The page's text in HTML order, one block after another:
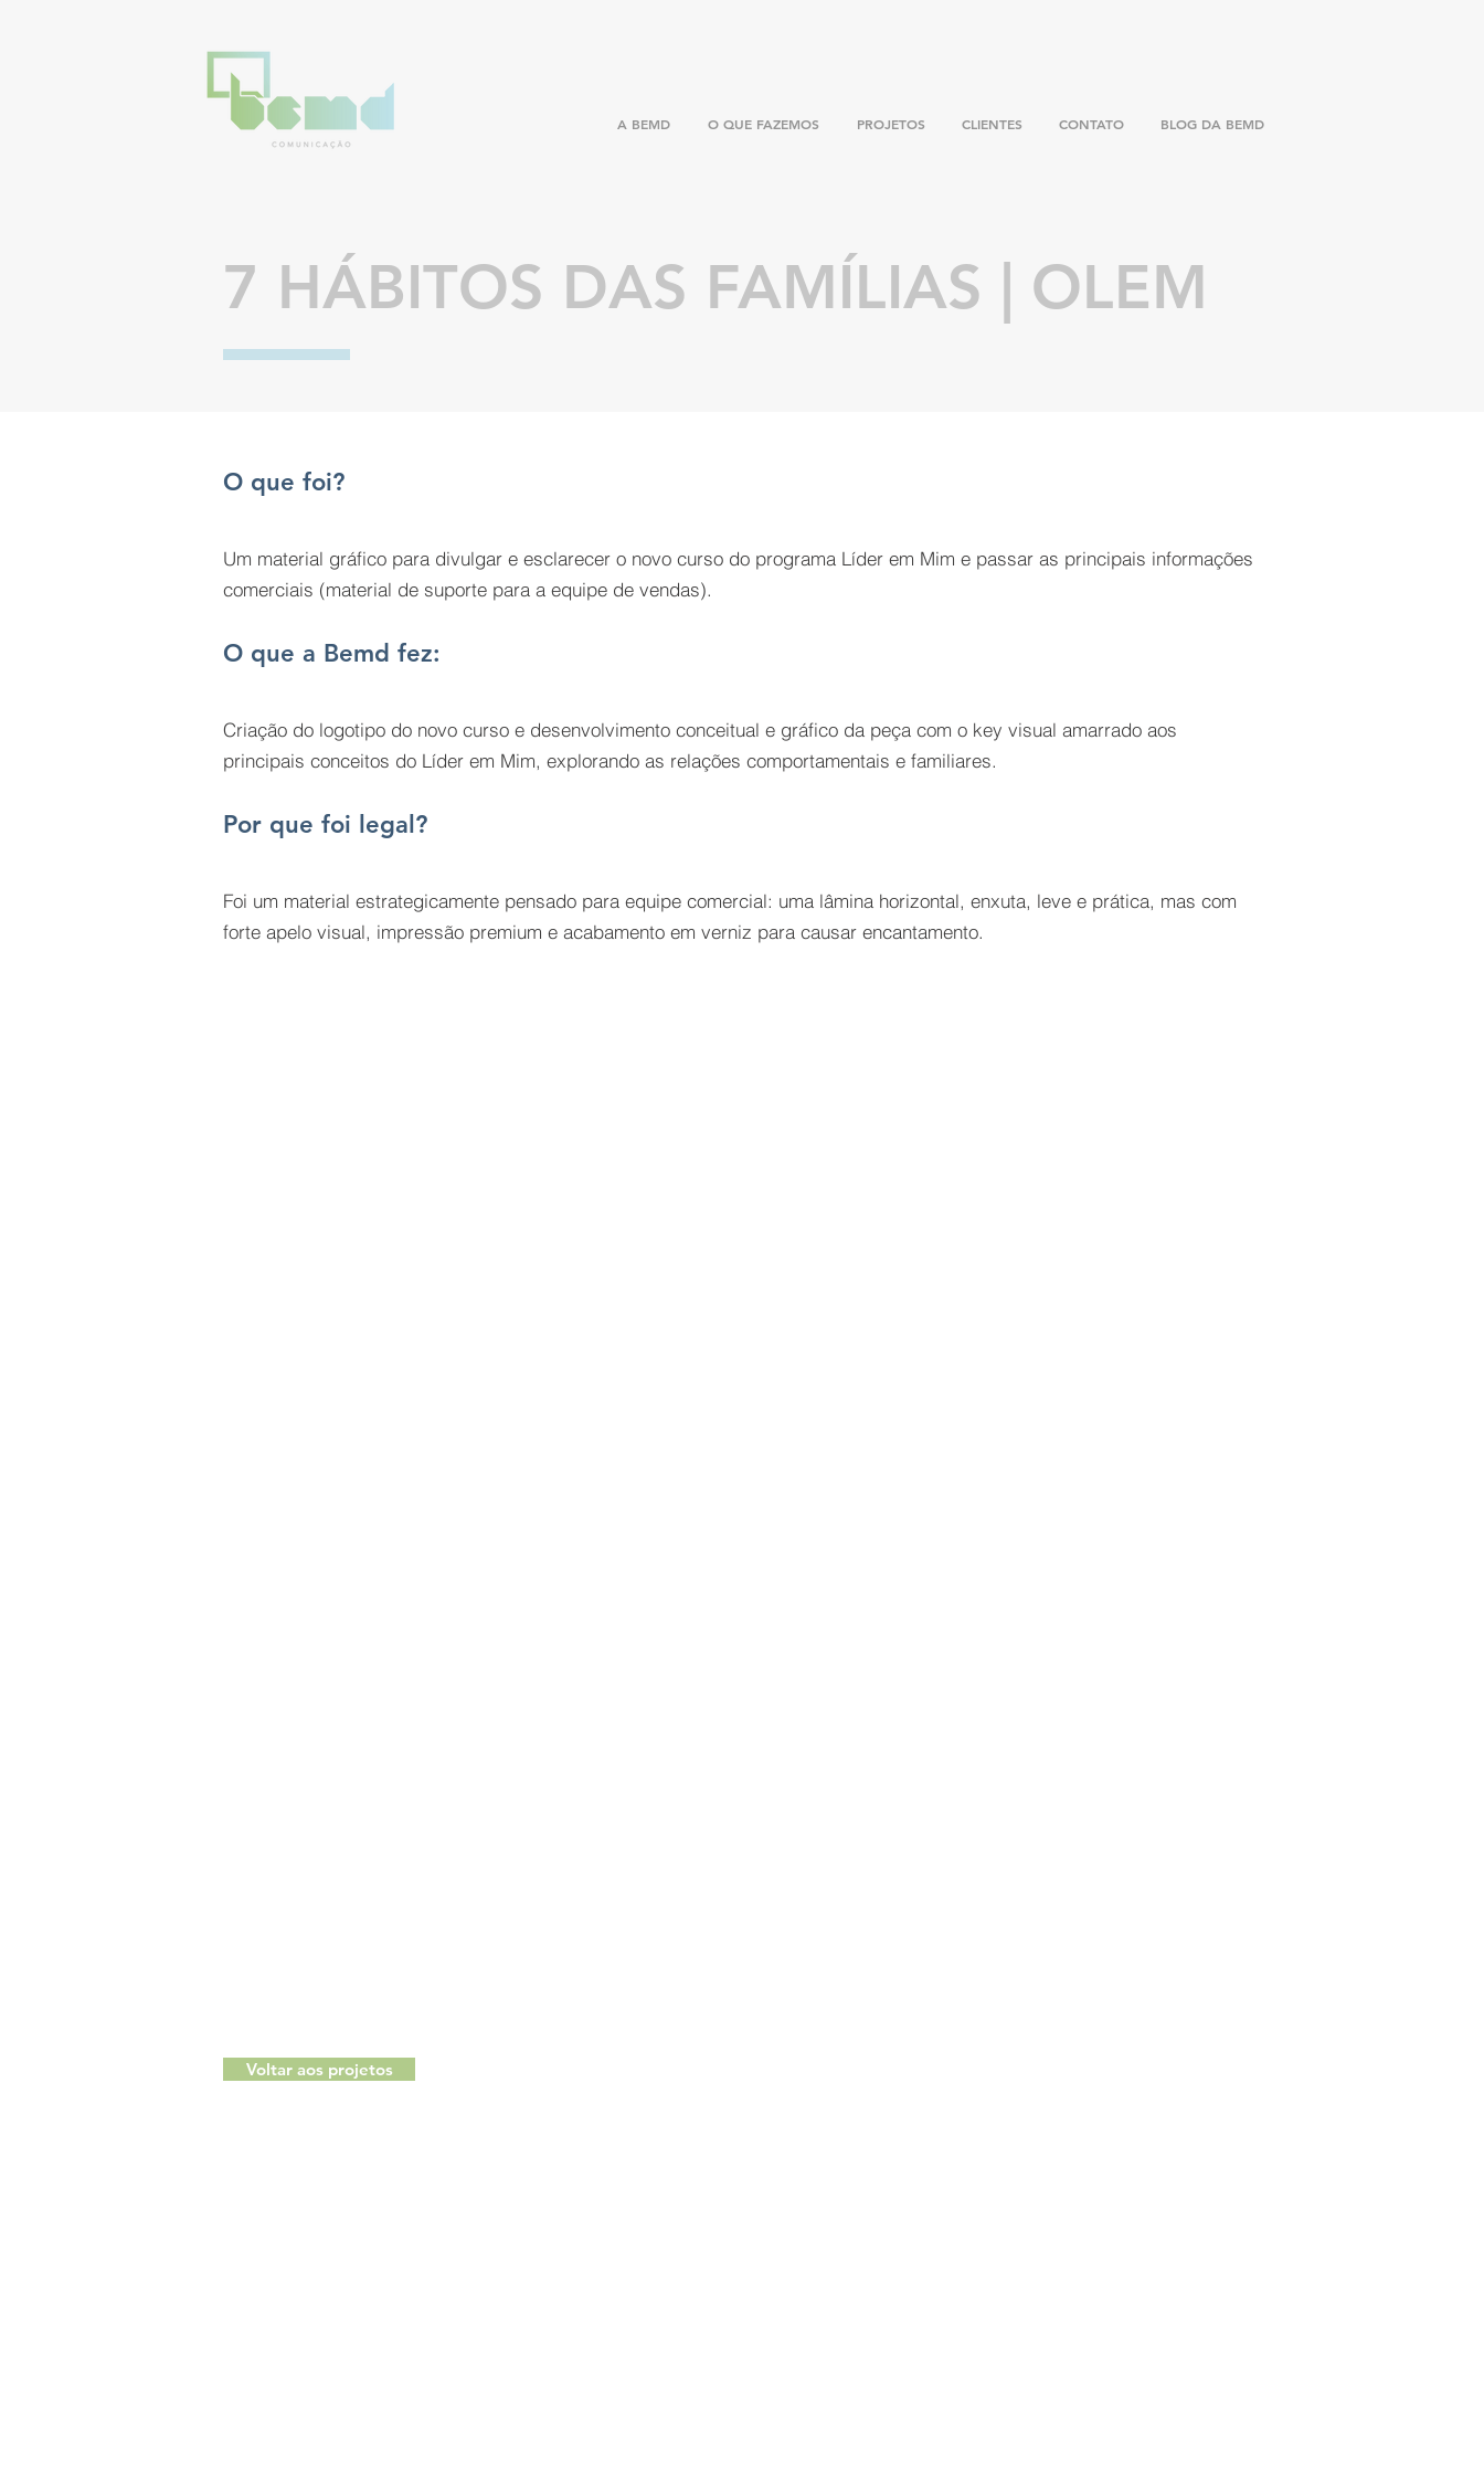
A BEMD O QUE FAZEMOS PROJETOS CLIENTES CONTATO BLOG DA BEMD
7 HÁBITOS DAS FAMÍLIAS | OLEM
O que foi?
Um material gráfico para divulgar e esclarecer o novo curso do programa Líder em Mim e passar as principais informações
comerciais (material de suporte para a equipe de vendas).
O que a Bemd fez:
Criação do logotipo do novo curso e desenvolvimento conceitual e gráfico da peça com o key visual amarrado aos
principais conceitos do Líder em Mim, explorando as relações comportamentais e familiares.
Por que foi legal?
Foi um material estrategicamente pensado para equipe comercial: uma lâmina horizontal, enxuta, leve e prática, mas com
forte apelo visual, impressão premium e acabamento em verniz para causar encantamento.
Voltar aos projetos